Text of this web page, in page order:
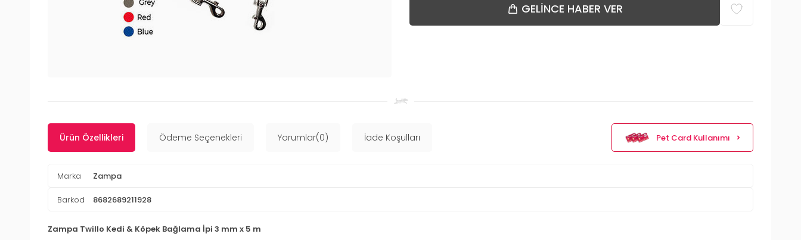
GELINCE HABER VER
Ürün Özellikleri Ödeme Seçenekleri Yorumlar(0) İade Koşulları Pet Card Kullanımı
Marka Zampa
Barkod 8682689211928
Zampa Twillo Kedi & Köpek Bağlama İpi 3 mm x 5 m